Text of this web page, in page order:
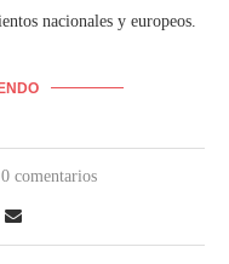
nacionales y europeos.
0 comentarios